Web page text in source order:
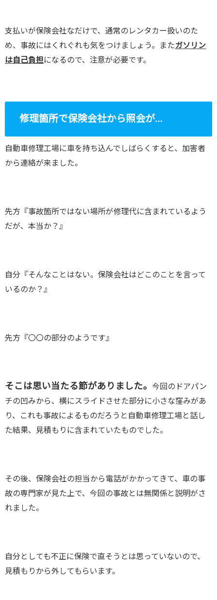
支払いが保険会社なだけで、通常のレンタカー扱いのた
め、事故にはくれぐれも気をつけましょう。またガソリン
は自己負担になるので、注意が必要です。
修理箇所で保険会社から照会が…
自動車修理工場に車を持ち込んでしばらくすると、加害者
から連絡が来ました。
先方『事故箇所ではない場所が修理代に含まれているよう
だが、本当か？』
自分『そんなことはない。保険会社はどこのことを言って
いるのか？』
先方『〇〇の部分のようです』
そこは思い当たる節がありました。 今回のドアパン
チの凹みから、横にスライドさせた部分に小さな窪みがあ
り、これも事故によるものだろうと自動車修理工場と話し
た結果、見積もりに含まれていたものでした。
その後、保険会社の担当から電話がかかってきて、車の事
故の専門家が見た上で、今回の事故とは無関係と説明がさ
れました。
自分としても不正に保険で直そうとは思っていないので、
見積もりから外してもらいます。